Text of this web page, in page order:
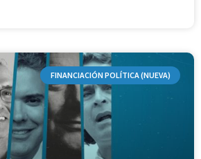
FINANCIACIÓN POLÍTICA (NUEVA)